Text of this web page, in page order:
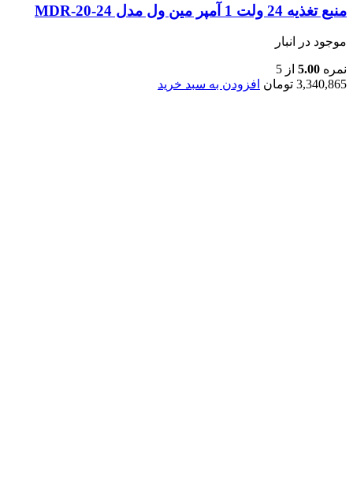
منبع تغذیه 24 ولت 1 آمپر مین ول مدل MDR-20-24
موجود در انبار
نمره 5.00 از 5
3,340,865 تومان افزودن به سبد خرید